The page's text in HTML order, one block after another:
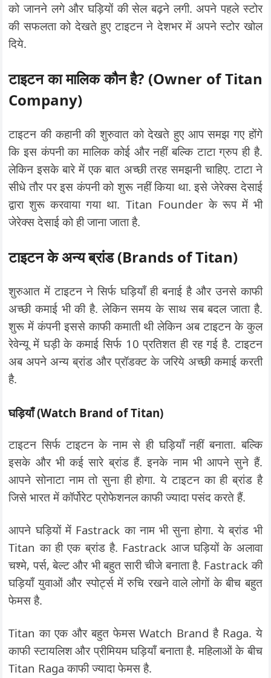
को जानने लगे और घड़ियों की सेल बढ़ने लगी. अपने पहले स्टोर
की सफलता को देखते हुए टाइटन ने देशभर में अपने स्टोर खोल
दिये.
टाइटन का मालिक कौन है? (Owner of Titan
Company)
टाइटन की कहानी की शुरुवात को देखते हुए आप समझ गए होंगे
कि इस कंपनी का मालिक कोई और नहीं बल्कि टाटा ग्रुप ही है.
लेकिन इसके बारे में एक बात अच्छी तरह समझनी चाहिए. टाटा ने
सीधे तौर पर इस कंपनी को शुरू नहीं किया था. इसे जेरेक्स देसाई
द्वारा शुरू करवाया गया था. Titan Founder के रूप में भी
जेरेक्स देसाई को ही जाना जाता है.
टाइटन के अन्य ब्रांड (Brands of Titan)
शुरुआत में टाइटन ने सिर्फ घड़ियाँ ही बनाई है और उनसे काफी
अच्छी कमाई भी की है. लेकिन समय के साथ सब बदल जाता है.
शुरू में कंपनी इससे काफी कमाती थी लेकिन अब टाइटन के कुल
रेवेन्यू में घड़ी के कमाई सिर्फ 10 प्रतिशत ही रह गई है. टाइटन
अब अपने अन्य ब्रांड और प्रॉडक्ट के जरिये अच्छी कमाई करती
है.
घड़ियाँ (Watch Brand of Titan)
टाइटन सिर्फ टाइटन के नाम से ही घड़ियाँ नहीं बनाता. बल्कि
इसके और भी कई सारे ब्रांड हैं. इनके नाम भी आपने सुने हैं.
आपने सोनाटा नाम तो सुना ही होगा. ये टाइटन का ही ब्रांड है
जिसे भारत में कॉर्पोरेट प्रोफेशनल काफी ज्यादा पसंद करते हैं.
आपने घड़ियों में Fastrack का नाम भी सुना होगा. ये ब्रांड भी
Titan का ही एक ब्रांड है. Fastrack आज घड़ियों के अलावा
चश्मे, पर्स, बेल्ट और भी बहुत सारी चीजे बनाता है. Fastrack की
घड़ियाँ युवाओं और स्पोर्ट्स में रुचि रखने वाले लोगों के बीच बहुत
फेमस है.
Titan का एक और बहुत फेमस Watch Brand है Raga. ये
काफी स्टायलिश और प्रीमियम घड़ियाँ बनाता है. महिलाओं के बीच
Titan Raga काफी ज्यादा फेमस है.